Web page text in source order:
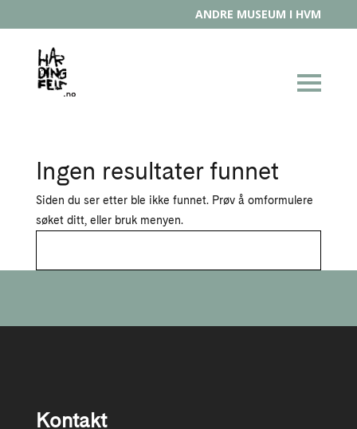
ANDRE MUSEUM I HVM
Ingen resultater funnet
Siden du ser etter ble ikke funnet. Prøv å omformulere
søket ditt, eller bruk menyen.
Kontakt